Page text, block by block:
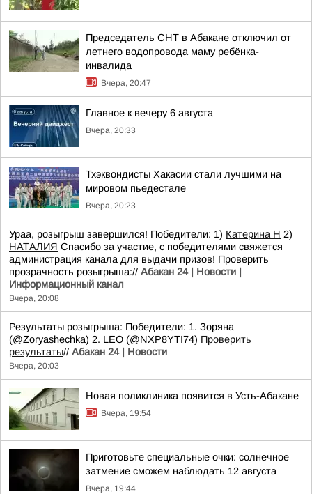
Председатель СНТ в Абакане отключил от
летнего водопровода маму ребёнка-
инвалида
Вчера, 20:47
Главное к вечеру 6 августа
Вчера, 20:33
Тхэквондисты Хакасии стали лучшими на
мировом пьедестале
Вчера, 20:23
Ураа, розыгрыш завершился! Победители: 1) Катерина Н 2)
НАТАЛИЯ Спасибо за участие, с победителями свяжется
администрация канала для выдачи призов! Проверить
прозрачность розыгрыша:// Абакан 24 | Новости |
Информационный канал
Вчера, 20:08
Результаты розыгрыша: Победители: 1. Зоряна
(@Zoryashechka) 2. LEO (@NXP8YTI74) Проверить
результаты// Абакан 24 | Новости
Вчера, 20:03
Новая поликлиника появится в Усть-Абакане
Вчера, 19:54
Приготовьте специальные очки: солнечное
затмение сможем наблюдать 12 августа
Вчера, 19:44